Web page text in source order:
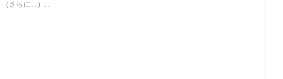
(さらに…) …